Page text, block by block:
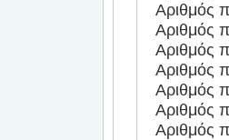
Αριθμός
Αριθμός
Αριθμός
Αριθμός
Αριθμός
Αριθμός
Αριθμός